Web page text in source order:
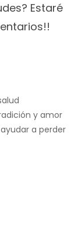
Estaré
y amor
a perder